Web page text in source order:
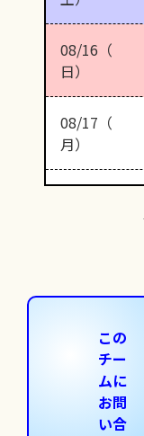
08/16（
日）
08/17（
月）
この
チー
ムに
お問
い合